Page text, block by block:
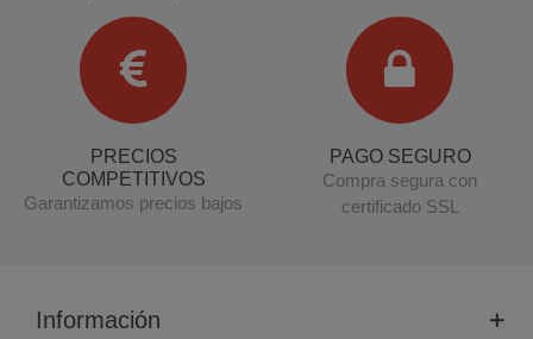
PRECIOS
COMPETITIVOS
Garantizamos precios bajos
PAGO SEGURO
Compra segura con
certificado SSL
Información